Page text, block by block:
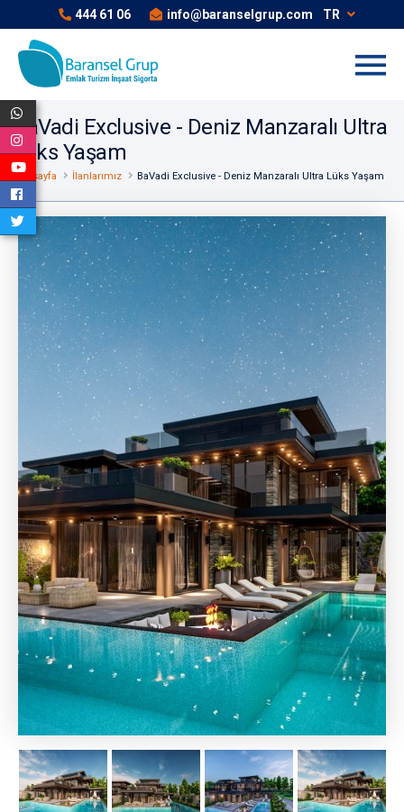
444 61 06 info@baranselgrup.com TR
BaVadi Exclusive - Deniz Manzaralı Ultra
Lüks Yaşam
Anasayfa İlanlarımız BaVadi Exclusive - Deniz Manzaralı Ultra Lüks Yaşam